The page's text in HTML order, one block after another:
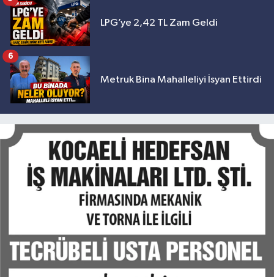
LPG’ye 2,42 TL Zam Geldi
Metruk Bina Mahalleliyi İsyan Ettirdi
6